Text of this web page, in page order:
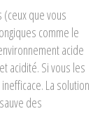
que vous
comme le
acide
acidité. Si vous les
La solution
des